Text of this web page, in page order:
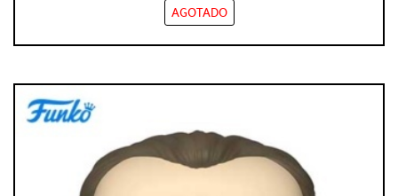
AGOTADO